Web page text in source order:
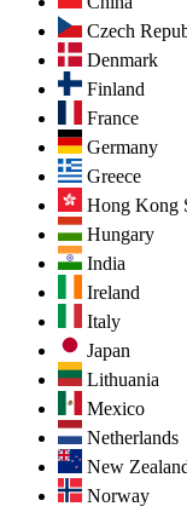
Czech
Denmark
Finland
France
Germany
Greece
Hong Kong
Hungary
India
Ireland
Italy
Japan
Lithuania
Mexico
Netherlands
New
Norway